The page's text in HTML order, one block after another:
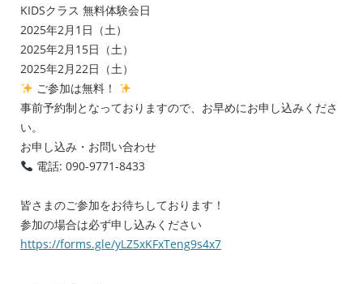
KIDSクラス 無料体験会日
2025年2月1日（土）
2025年2月15日（土）
2025年2月22日（土）
ご参加は無料！
事前予約制となっておりますので、お早めにお申し込みくださ
い。
お申し込み・お問い合わせ
電話: 090-9771-8433
皆さまのご参加をお待ちしております！
参加の場合は必ず申し込みください
https://forms.gle/yLZ5xKFxTeng9s4x7